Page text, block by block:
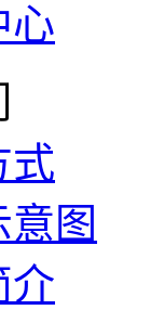
心
式
图
介